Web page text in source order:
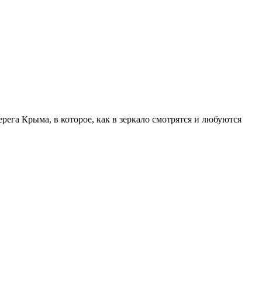
Крыма, в которое, как в зеркало смотрятся и любуются